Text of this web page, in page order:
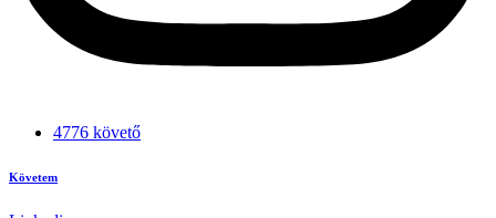
4776 követő
Követem